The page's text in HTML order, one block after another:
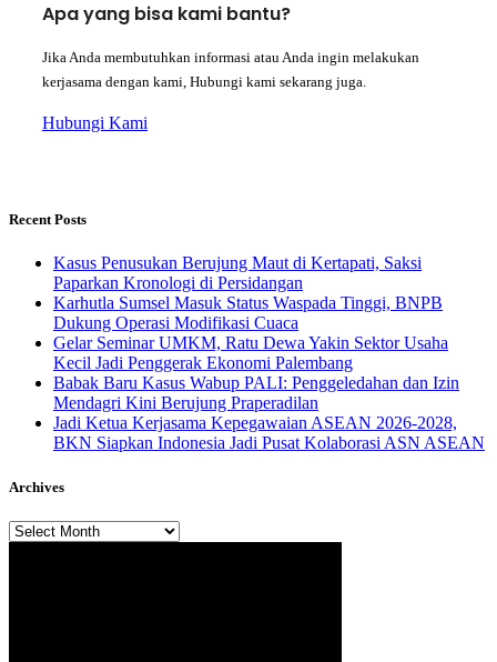
Apa yang bisa kami bantu?
Jika Anda membutuhkan informasi atau Anda ingin melakukan
kerjasama dengan kami, Hubungi kami sekarang juga.
Hubungi Kami
Recent Posts
Kasus Penusukan Berujung Maut di Kertapati, Saksi
Paparkan Kronologi di Persidangan
Karhutla Sumsel Masuk Status Waspada Tinggi, BNPB
Dukung Operasi Modifikasi Cuaca
Gelar Seminar UMKM, Ratu Dewa Yakin Sektor Usaha
Kecil Jadi Penggerak Ekonomi Palembang
Babak Baru Kasus Wabup PALI: Penggeledahan dan Izin
Mendagri Kini Berujung Praperadilan
Jadi Ketua Kerjasama Kepegawaian ASEAN 2026-2028,
BKN Siapkan Indonesia Jadi Pusat Kolaborasi ASN ASEAN
Archives
Archives